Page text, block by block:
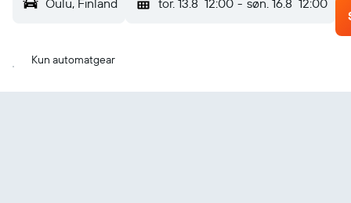
Oulu, Finland tor. 13.8 12:00 - søn. 16.8 12:00
Kun automatgear